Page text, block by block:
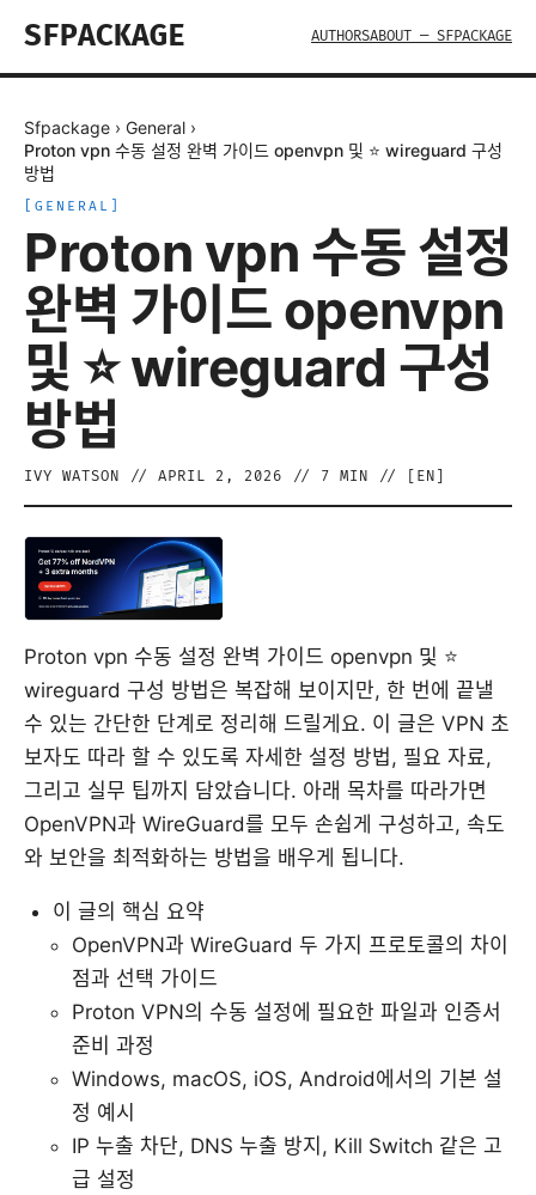
SFPACKAGE AUTHORSABOUT — SFPACKAGE
Sfpackage › General ›
Proton vpn 수동 설정 완벽 가이드 openvpn 및 ⭐ wireguard 구성
방법
GENERAL
Proton vpn 수동 설정
완벽 가이드 openvpn
및 ⭐ wireguard 구성
방법
IVY WATSON // APRIL 2, 2026 // 7 MIN // [ EN
Proton vpn 수동 설정 완벽 가이드 openvpn 및 ⭐
wireguard 구성 방법은 복잡해 보이지만, 한 번에 끝낼
수 있는 간단한 단계로 정리해 드릴게요. 이 글은 VPN 초
보자도 따라 할 수 있도록 자세한 설정 방법, 필요 자료,
그리고 실무 팁까지 담았습니다. 아래 목차를 따라가면
OpenVPN과 WireGuard를 모두 손쉽게 구성하고, 속도
와 보안을 최적화하는 방법을 배우게 됩니다.
이 글의 핵심 요약
OpenVPN과 WireGuard 두 가지 프로토콜의 차이
점과 선택 가이드
Proton VPN의 수동 설정에 필요한 파일과 인증서
준비 과정
Windows, macOS, iOS, Android에서의 기본 설
정 예시
IP 누출 차단, DNS 누출 방지, Kill Switch 같은 고
급 설정